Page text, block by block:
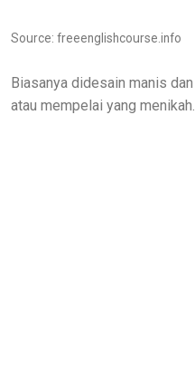
Source: freeenglishcourse.info
Biasanya didesain manis
atau mempelai yang menikah.